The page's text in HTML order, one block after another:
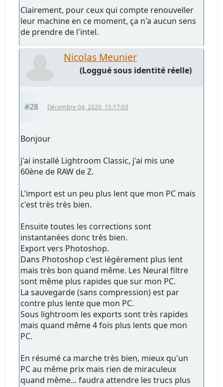
Clairement, pour ceux qui compte renouveller
leur machine en ce moment, ça n'a aucun sens
de prendre de l'intel.
Nicolas Meunier
(Loggué sous identité réelle)
#28 Décembre 04, 2020, 15:17:03
Bonjour
j'ai installé Lightroom Classic, j'ai mis une
60ène de RAW de Z.
L'import est un peu plus lent que mon PC mais
c'est très très bien.
Ensuite toutes les corrections sont
instantanées donc très bien.
Export vers Photoshop.
Dans Photoshop c'est légèrement plus lent
mais très bon quand même. Les Neural filtre
sont même plus rapides que sur mon PC.
La sauvegarde (sans compression) est par
contre plus lente que mon PC.
Sous lightroom les exports sont très rapides
mais quand même 4 fois plus lents que mon
PC.
En résumé ca marche très bien, mieux qu'un
PC au même prix mais rien de miraculeux
quand même... faudra attendre les trucs plus